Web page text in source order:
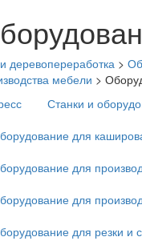
деревопереработка >
мебели >
Станки и
для
для
для
для резки и